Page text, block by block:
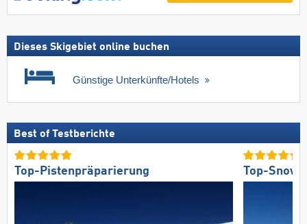
Dieses Skigebiet online buchen
Günstige Unterkünfte/Hotels
Best of Testberichte
Top-Pistenpräparierung Top-